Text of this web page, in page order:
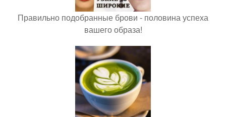
Правильно подобранные брови - половина успеха
вашего образа!